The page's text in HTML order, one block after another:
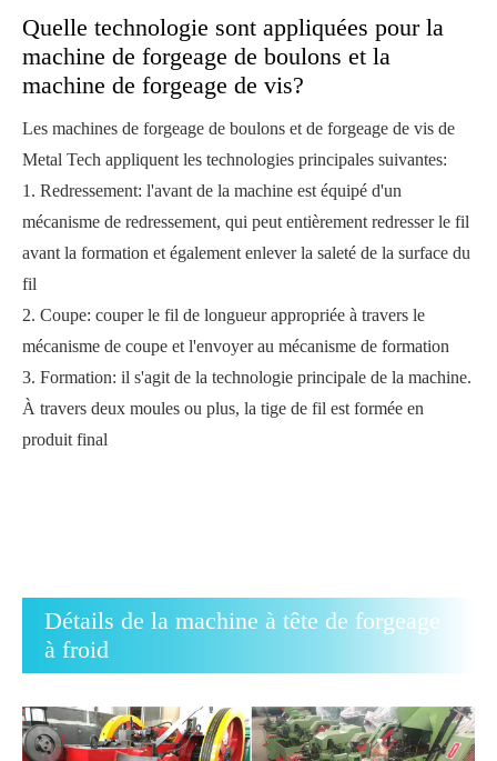
Quelle technologie sont appliquées pour la
machine de forgeage de boulons et la
machine de forgeage de vis?
Les machines de forgeage de boulons et de forgeage de vis de
Metal Tech appliquent les technologies principales suivantes:
1. Redressement: l'avant de la machine est équipé d'un
mécanisme de redressement, qui peut entièrement redresser le fil
avant la formation et également enlever la saleté de la surface du
fil
2. Coupe: couper le fil de longueur appropriée à travers le
mécanisme de coupe et l'envoyer au mécanisme de formation
3. Formation: il s'agit de la technologie principale de la machine.
À travers deux moules ou plus, la tige de fil est formée en
produit final
Détails de la machine à tête de forgeage
à froid